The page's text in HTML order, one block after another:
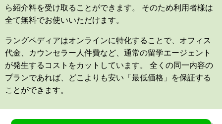
ら紹介料を受け取ることができます。 そのため利用者様は
全て無料でお使いいただけます。
ラングペディアはオンラインに特化することで、オフィス
代金、カウンセラー人件費など、通常の留学エージェント
が発生するコストをカットしています。 全くの同一内容の
プランであれば、どこよりも安い「最低価格」を保証する
ことができます。